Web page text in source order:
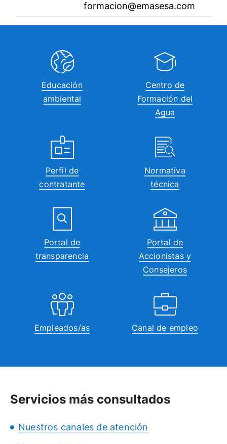
formacion@emasesa.com
Educación
ambiental
Centro de
Formación del
Agua
Perfil de
contratante
Normativa
técnica
Portal de
transparencia
Portal de
Accionistas y
Consejeros
Empleados/as Canal de empleo
Servicios más consultados
Nuestros canales de atención